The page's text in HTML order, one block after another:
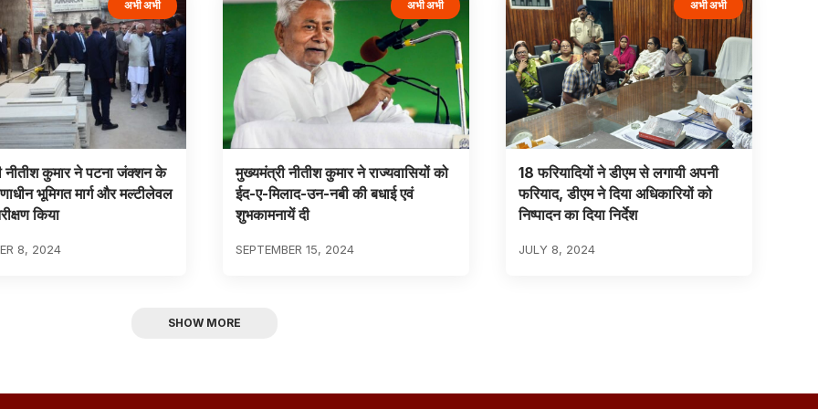
अभी अभी
नीतीश कुमार ने पटना जंक्शन के
भूमिगत मार्ग और मल्टीलेवल
किया
8, 2024
अभी अभी
मुख्यमंत्री नीतीश कुमार ने राज्यवासियों को
ईद-ए-मिलाद-उन-नबी की बधाई एवं
शुभकामनायें दी
SEPTEMBER 15, 2024
अभी अभी
18 फरियादियों ने डीएम से लगायी अपनी
फरियाद, डीएम ने दिया अधिकारियों को
निष्पादन का दिया निर्देश
JULY 8, 2024
SHOW MORE